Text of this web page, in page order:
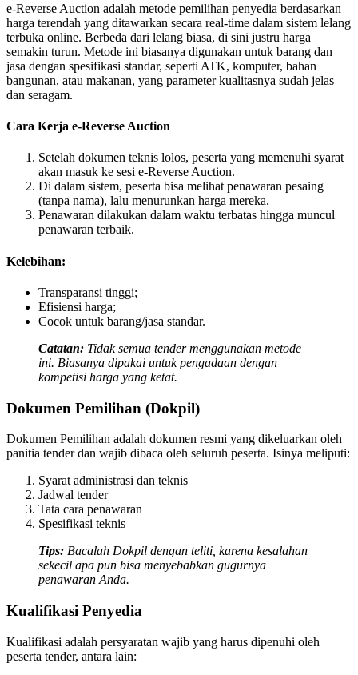
e-Reverse Auction adalah metode pemilihan penyedia berdasarkan
harga terendah yang ditawarkan secara real-time dalam sistem lelang
terbuka online. Berbeda dari lelang biasa, di sini justru harga
semakin turun. Metode ini biasanya digunakan untuk barang dan
jasa dengan spesifikasi standar, seperti ATK, komputer, bahan
bangunan, atau makanan, yang parameter kualitasnya sudah jelas
dan seragam.
Cara Kerja e-Reverse Auction
Setelah dokumen teknis lolos, peserta yang memenuhi syarat
akan masuk ke sesi e-Reverse Auction.
Di dalam sistem, peserta bisa melihat penawaran pesaing
(tanpa nama), lalu menurunkan harga mereka.
Penawaran dilakukan dalam waktu terbatas hingga muncul
penawaran terbaik.
Kelebihan:
Transparansi tinggi;
Efisiensi harga;
Cocok untuk barang/jasa standar.
Catatan: Tidak semua tender menggunakan metode
ini. Biasanya dipakai untuk pengadaan dengan
kompetisi harga yang ketat.
Dokumen Pemilihan (Dokpil)
Dokumen Pemilihan adalah dokumen resmi yang dikeluarkan oleh
panitia tender dan wajib dibaca oleh seluruh peserta. Isinya meliputi:
Syarat administrasi dan teknis
Jadwal tender
Tata cara penawaran
Spesifikasi teknis
Tips: Bacalah Dokpil dengan teliti, karena kesalahan
sekecil apa pun bisa menyebabkan gugurnya
penawaran Anda.
Kualifikasi Penyedia
Kualifikasi adalah persyaratan wajib yang harus dipenuhi oleh
peserta tender, antara lain: